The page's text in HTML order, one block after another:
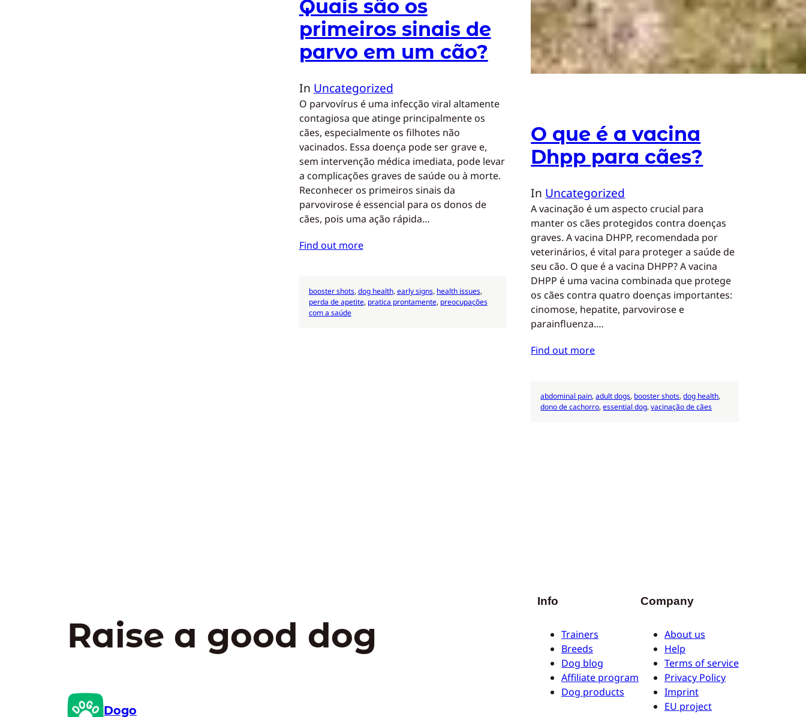
Quais são os
primeiros sinais de
parvo em um cão?
In Uncategorized
O parvovírus é uma infecção viral altamente
contagiosa que atinge principalmente os
cães, especialmente os filhotes não
vacinados. Essa doença pode ser grave e,
sem intervenção médica imediata, pode levar
a complicações graves de saúde ou à morte.
Reconhecer os primeiros sinais da
parvovirose é essencial para os donos de
cães, pois uma ação rápida…
Find out more
booster shots, dog health, early signs, health issues
perda de apetite, pratica prontamente, preocupações
com a saúde
O que é a vacina
Dhpp para cães?
In Uncategorized
A vacinação é um aspecto crucial para
manter os cães protegidos contra doenças
graves. A vacina DHPP, recomendada por
veterinários, é vital para proteger a saúde de
seu cão. O que é a vacina DHPP? A vacina
DHPP é uma vacina combinada que protege
os cães contra quatro doenças importantes:
cinomose, hepatite, parvovirose e
parainfluenza.…
Find out more
abdominal pain, adult dogs, booster shots, dog health
dono de cachorro, essential dog, vacinação de cães
Raise a good dog
Dogo
Info
Trainers
Breeds
Dog blog
Affiliate program
Dog products
Company
About us
Help
Terms of service
Privacy Policy
Imprint
EU project